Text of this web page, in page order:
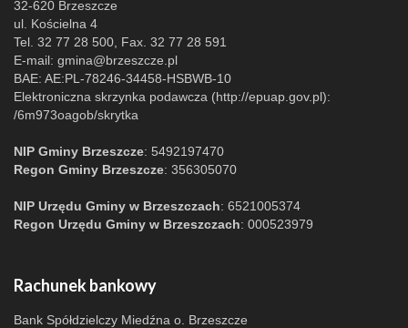
32-620 Brzeszcze
ul. Kościelna 4
Tel. 32 77 28 500, Fax. 32 77 28 591
E-mail: gmina@brzeszcze.pl
BAE: AE:PL-78246-34458-HSBWB-10
Elektroniczna skrzynka podawcza (http://epuap.gov.pl):
/6m973oagob/skrytka
NIP Gminy Brzeszcze: 5492197470
Regon Gminy Brzeszcze: 356305070
NIP Urzędu Gminy w Brzeszczach: 6521005374
Regon Urzędu Gminy w Brzeszczach: 000523979
Rachunek bankowy
Bank Spółdzielczy Miedźna o. Brzeszcze